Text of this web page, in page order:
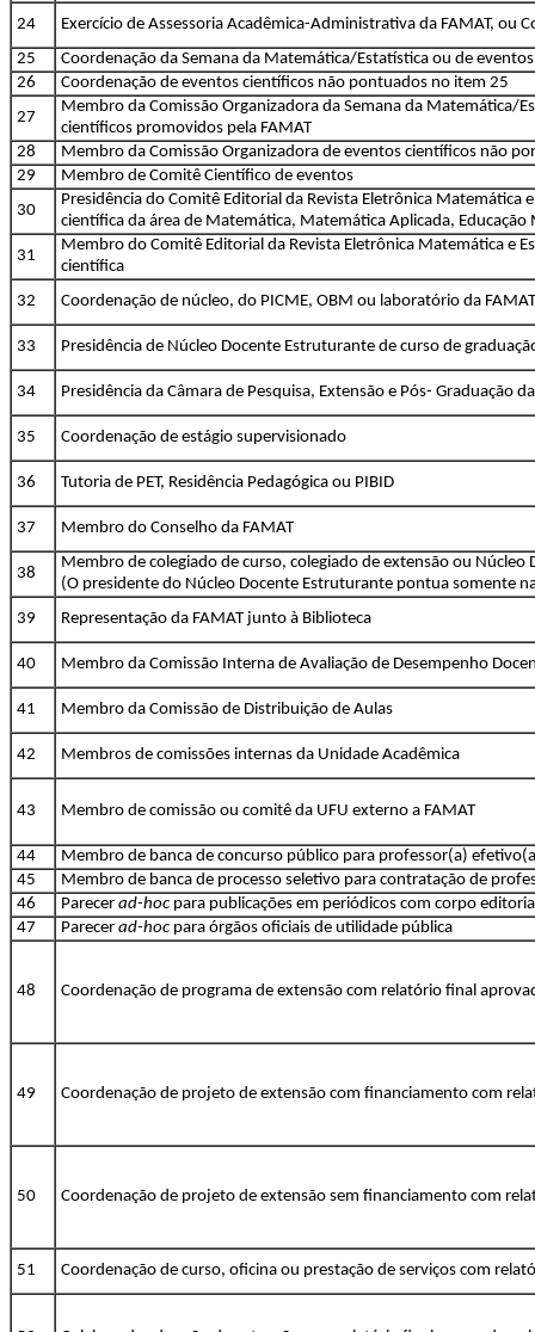
24
Exercício de Assessoria Acadêmica-Administrativa da FAMAT, ou
25
Coordenação da Semana da Matemática/Estatística ou de
26
Coordenação de eventos científicos não pontuados no item 25
27
Membro da Comissão Organizadora da Semana da Matemática/
científicos promovidos pela FAMAT
28
Membro da Comissão Organizadora de eventos científicos não
29
Membro de Comitê Científico de eventos
30
Presidência do Comitê Editorial da Revista Eletrônica Matemática
científica da área de Matemática, Matemática Aplicada, Educação
31
Membro do Comitê Editorial da Revista Eletrônica Matemática e
científica
32
Coordenação de núcleo, do PICME, OBM ou laboratório da FAMAT
33 Presidência de Núcleo Docente Estruturante de curso de
34 Presidência da Câmara de Pesquisa, Extensão e Pós- Graduação
35 Coordenação de estágio supervisionado
36 Tutoria de PET, Residência Pedagógica ou PIBID
37 Membro do Conselho da FAMAT
38
Membro de colegiado de curso, colegiado de extensão ou Núcleo
(O presidente do Núcleo Docente Estruturante pontua somente
39
Representação da FAMAT junto à Biblioteca
40 Membro da Comissão Interna de Avaliação de Desempenho
41 Membro da Comissão de Distribuição de Aulas
42 Membros de comissões internas da Unidade Acadêmica
43 Membro de comissão ou comitê da UFU externo a FAMAT
44
Membro de banca de concurso público para professor(a)
45
Membro de banca de processo seletivo para contratação de
46
Parecer ad-hoc para publicações em periódicos com corpo
47
Parecer ad-hoc para órgãos oficiais de utilidade pública
48 Coordenação de programa de extensão com relatório final
49 Coordenação de projeto de extensão com financiamento com
50 Coordenação de projeto de extensão sem financiamento com
51 Coordenação de curso, oficina ou prestação de serviços com